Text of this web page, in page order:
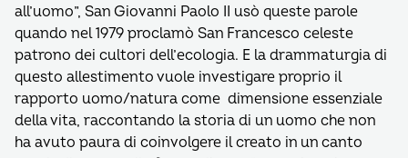
all’uomo”, San Giovanni Paolo II usò queste parole
quando nel 1979 proclamò San Francesco celeste
patrono dei cultori dell’ecologia. E la drammaturgia di
questo allestimento vuole investigare proprio il
rapporto uomo/natura come dimensione essenziale
della vita, raccontando la storia di un uomo che non
ha avuto paura di coinvolgere il creato in un canto